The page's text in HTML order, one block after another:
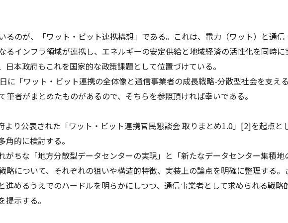
るのが、「ワット・ビット連携構想」である。これは、電力（ワット）と通信
るインフラ領域が連携し、エネルギーの安定供給と地域経済の活性化を同時に
日本政府もこれを国家的な政策課題として位置づけている。
に「ワット・ビット連携の全体像と通信事業者の成長戦略-分散型社会を支える
筆者がまとめたものがあるので、そちらを参照頂ければ幸いである。
より公表された「ワット・ビット連携官民懇談会 取りまとめ1.0」[2]を起点と
的に検討する。
がちな「地方分散型データセンターの実現」と「新たなデータセンター集積地
略について、それぞれの狙いや構造的特徴、実装上の論点を明確に整理する。
進めるうえでのハードルを明らかにしつつ、通信事業者として求められる戦略
示する。